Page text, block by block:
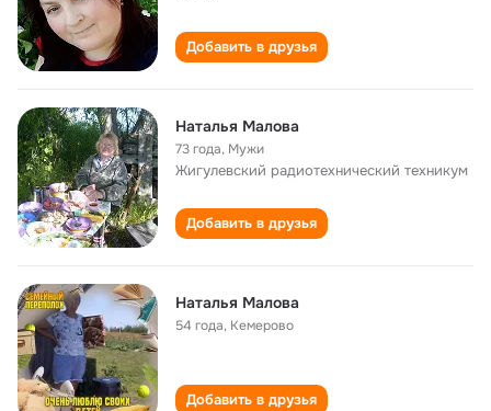
Добавить в друзья
Наталья Малова
73 года, Мужи
Жигулевский радиотехнический техникум
Добавить в друзья
Наталья Малова
54 года, Кемерово
Добавить в друзья